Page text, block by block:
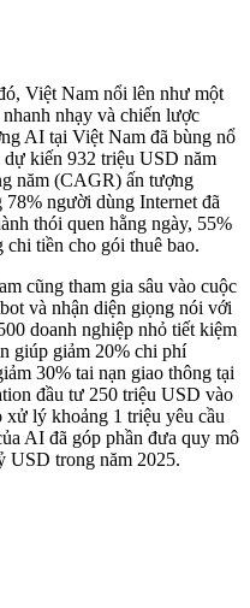
Việt Nam nổi lên như một
nhạy và chiến lược
AI tại Việt Nam đã bùng nổ
kiến 932 triệu USD năm
năm (CAGR) ấn tượng
người dùng Internet đã
thói quen hằng ngày, 55%
tiền cho gói thuê bao.
cũng tham gia sâu vào cuộc
và nhận diện giọng nói với
doanh nghiệp nhỏ tiết kiệm
giúp giảm 20% chi phí
30% tai nạn giao thông tại
đầu tư 250 triệu USD vào
lý khoảng 1 triệu yêu cầu
AI đã góp phần đưa quy mô
USD trong năm 2025.